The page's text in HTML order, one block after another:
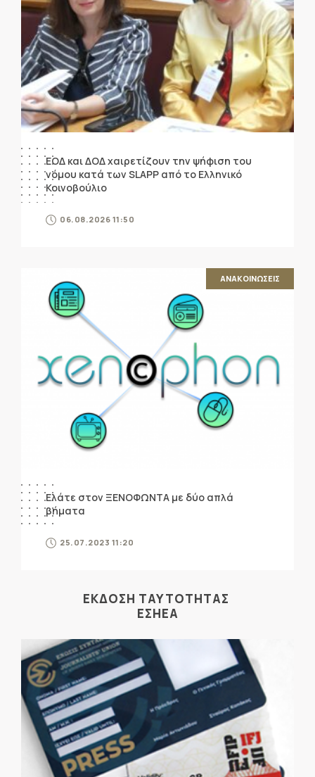
ΕΟΔ και ΔΟΔ χαιρετίζουν την ψήφιση του
νόμου κατά των SLAPP από το Ελληνικό
Κοινοβούλιο
06.08.2026 11:50
ΑΝΑΚΟΙΝΩΣΕΙΣ
Ελάτε στον ΞΕΝΟΦΩΝΤΑ με δύο απλά
βήματα
25.07.2023 11:20
ΕΚΔΟΣΗ ΤΑΥΤΟΤΗΤΑΣ
ΕΣΗΕΑ